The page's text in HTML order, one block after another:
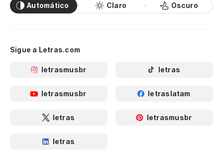
Automático Claro Oscuro
Sigue a Letras.com
letrasmusbr letras
letrasmusbr letraslatam
letras letrasmusbr
letras